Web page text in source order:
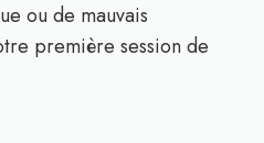
ou de mauvais
première session de